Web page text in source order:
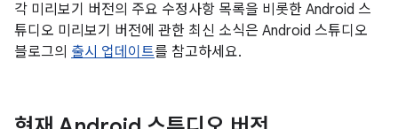
각 미리보기 버전의 주요 수정사항 목록을 비롯한 Android 스
튜디오 미리보기 버전에 관한 최신 소식은 Android 스튜디오
블로그의 출시 업데이트를 참고하세요.